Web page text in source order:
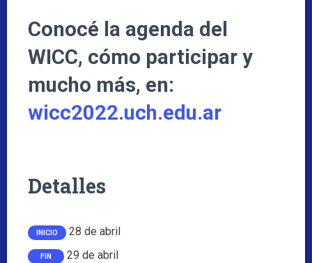
Conocé la agenda del
WICC, cómo participar y
mucho más, en:
wicc2022.uch.edu.ar
Detalles
INICIO 28 de abril
FIN 29 de abril